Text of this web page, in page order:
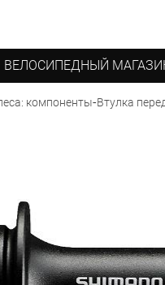
ВЕЛОСИПЕДНЫЙ
компоненты-Втулка